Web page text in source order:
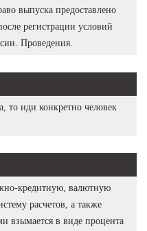
выпуска предоставлено
регистрации условий
Проведения.
то иди конкретно человек
кредитную, валютную
расчетов, а также
взымается в виде процента